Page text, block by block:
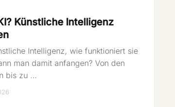
Künstliche Intelligenz
Intelligenz, wie funktioniert sie
man damit anfangen? Von den
bis zu …